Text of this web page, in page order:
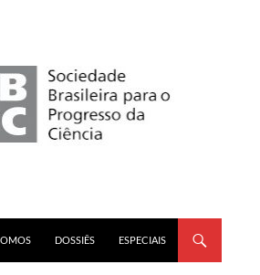
DOSSIÊS ESPECIAIS